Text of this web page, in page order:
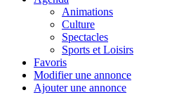
Animations
Culture
Spectacles
Sports et Loisirs
Favoris
Modifier une annonce
Ajouter une annonce